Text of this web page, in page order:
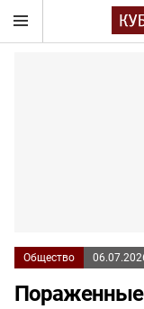
Общество